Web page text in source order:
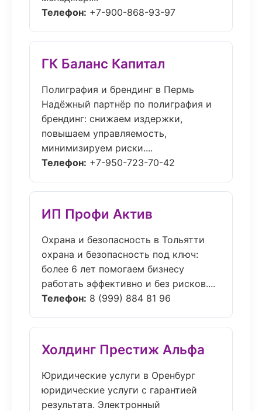
Телефон: +7-900-868-93-97
ГК Баланс Капитал
Полиграфия и брендинг в Пермь
Надёжный партнёр по полиграфия и
брендинг: снижаем издержки,
повышаем управляемость,
минимизируем риски....
Телефон: +7-950-723-70-42
ИП Профи Актив
Охрана и безопасность в Тольятти
охрана и безопасность под ключ:
более 6 лет помогаем бизнесу
работать эффективно и без рисков....
Телефон: 8 (999) 884 81 96
Холдинг Престиж Альфа
Юридические услуги в Оренбург
юридические услуги с гарантией
результата. Электронный